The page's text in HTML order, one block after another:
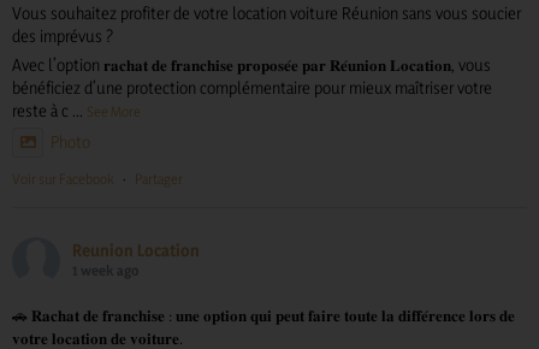
Vous souhaitez profiter de votre location voiture Réunion sans vous soucier
des imprévus ?
Avec l’option 𝐫𝐚𝐜𝐡𝐚𝐭 𝐝𝐞 𝐟𝐫𝐚𝐧𝐜𝐡𝐢𝐬𝐞 𝐩𝐫𝐨𝐩𝐨𝐬𝐞́𝐞 𝐩𝐚𝐫 𝐑𝐞́𝐮𝐧𝐢𝐨𝐧 𝐋𝐨𝐜𝐚𝐭𝐢𝐨𝐧, vous
bénéficiez d’une protection complémentaire pour mieux maîtriser votre
reste à c
See More
Photo
Voir sur Facebook · Partager
Reunion Location
🚗 𝐑𝐚𝐜𝐡𝐚𝐭 𝐝𝐞 𝐟𝐫𝐚𝐧𝐜𝐡𝐢𝐬𝐞 : 𝐮𝐧𝐞 𝐨𝐩𝐭𝐢𝐨𝐧 𝐪𝐮𝐢 𝐩𝐞𝐮𝐭 𝐟𝐚𝐢𝐫𝐞 𝐭𝐨𝐮𝐭𝐞 𝐥𝐚 𝐝𝐢𝐟𝐟𝐞́𝐫𝐞𝐧𝐜𝐞 𝐥𝐨𝐫𝐬 𝐝𝐞
𝐯𝐨𝐭𝐫𝐞 𝐥𝐨𝐜𝐚𝐭𝐢𝐨𝐧 𝐝𝐞 𝐯𝐨𝐢𝐭𝐮𝐫𝐞.